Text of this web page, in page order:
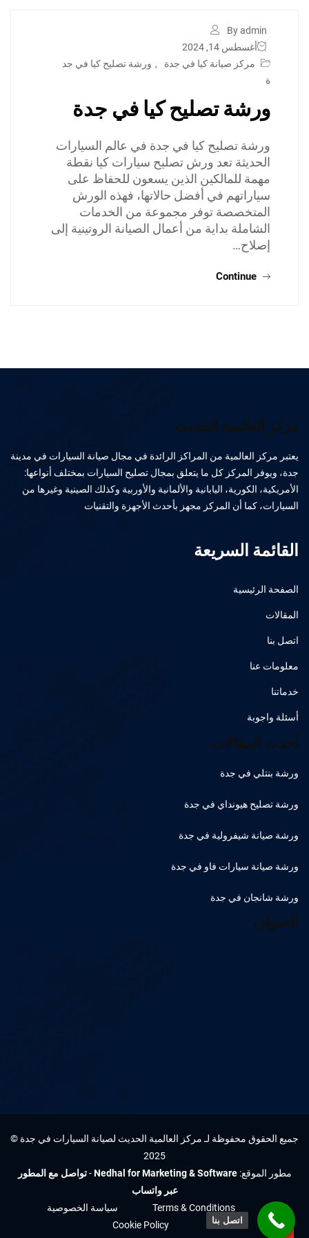
By admin
أغسطس 14, 2024
مركز صيانة كيا في جدة
, ورشة تصليح كيا في جد
ة
ورشة تصليح كيا في جدة
ورشة تصليح كيا في جدة في عالم السيارات
الحديثة تعد ورش تصليح سيارات كيا نقطة
مهمة للمالكين الذين يسعون للحفاظ على
سياراتهم في أفضل حالاتها، فهذه الورش
المتخصصة توفر مجموعة من الخدمات
الشاملة بداية من أعمال الصيانة الروتينية إلى
إصلاح…
Continue
مركز العالمية الحديث
يعتبر مركز العالمية من المراكز الرائدة في مجال صيانة السيارات في مدينة
جدة، ويوفر المركز كل ما يتعلق بمجال تصليح السيارات بمختلف أنواعها:
الأمريكية، الكورية، اليابانية والألمانية والأوربية وكذلك الصينية وغيرها من
السيارات، كما أن المركز مجهز بأحدث الأجهزة والتقنيات
القائمة السريعة
الصفحة الرئيسية
المقالات
اتصل بنا
معلومات عنا
خدماتنا
أسئلة واجوبة
أحدث المقالات
ورشة بنتلي في جدة
ورشة تصليح هيونداي في جدة
ورشة صيانة شيفرولية في جدة
ورشة صيانة سيارات فاو في جدة
ورشة شانجان في جدة
العنوان
جميع الحقوق محفوظة لـ مركز العالمية الحديث لصيانة السيارات في جدة ©
2025
مطور الموقع:Nedhal for Marketing & Software
-تواصل مع المطور
عبر واتساب
Terms & Conditions
سياسة الخصوصية
Cookie Policy
اتصل بنا